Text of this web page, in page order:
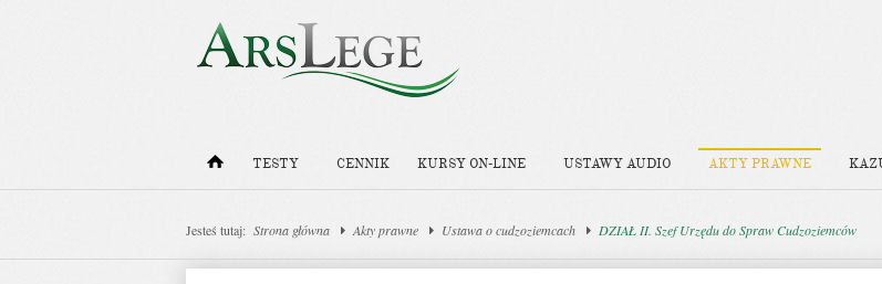
TESTY CENNIK KURSY ON-LINE USTAWY AUDIO AKTY PRAWNE
Jesteś tutaj: Strona główna Akty prawne Ustawa o cudzoziemcach DZIAŁ II. Szef Urzędu do Spraw Cudzoziemców